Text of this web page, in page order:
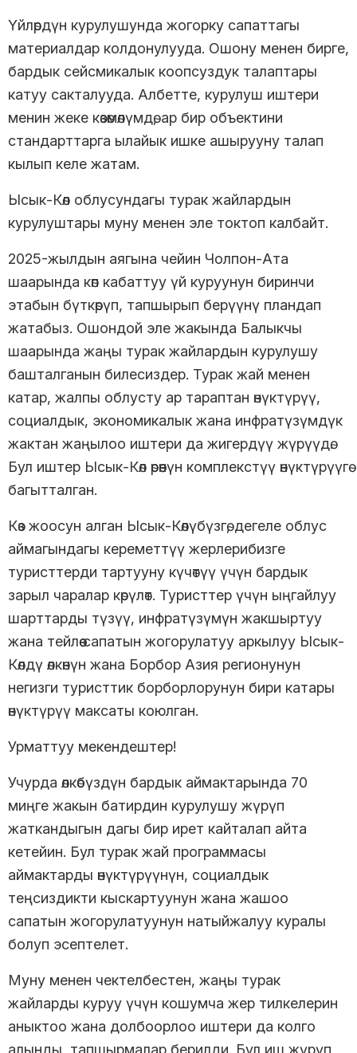
Үйлөрдүн курулушунда жогорку сапаттагы
материалдар колдонулууда. Ошону менен бирге,
бардык сейсмикалык коопсуздук талаптары
катуу сакталууда. Албетте, курулуш иштери
менин жеке көзөмөлүмдө, ар бир объектини
стандарттарга ылайык ишке ашырууну талап
кылып келе жатам.
Ысык-Көл облусундагы турак жайлардын
курулуштары муну менен эле токтоп калбайт.
2025-жылдын аягына чейин Чолпон-Ата
шаарында көп кабаттуу үй куруунун биринчи
этабын бүткөрүп, тапшырып берүүнү пландап
жатабыз. Ошондой эле жакында Балыкчы
шаарында жаңы турак жайлардын курулушу
башталганын билесиздер. Турак жай менен
катар, жалпы облусту ар тараптан өнүктүрүү,
социалдык, экономикалык жана инфратүзүмдүк
жактан жаңылоо иштери да жигердүү жүрүүдө.
Бул иштер Ысык-Көл өрөөнүн комплекстүү өнүктүрүүгө
багытталган.
Көз жоосун алган Ысык-Көлүбүзгө, дегеле облус
аймагындагы кереметтүү жерлерибизге
туристтерди тартууну күчөтүү үчүн бардык
зарыл чаралар көрүлөт. Туристтер үчүн ыңгайлуу
шарттарды түзүү, инфратүзүмүн жакшыртуу
жана тейлөө сапатын жогорулатуу аркылуу Ысык-
Көлдү өлкөнүн жана Борбор Азия регионунун
негизги туристтик борборлорунун бири катары
өнүктүрүү максаты коюлган.
Урматтуу мекендештер!
Учурда өлкөбүздүн бардык аймактарында 70
миңге жакын батирдин курулушу жүрүп
жаткандыгын дагы бир ирет кайталап айта
кетейин. Бул турак жай программасы
аймактарды өнүктүрүүнүн, социалдык
теңсиздикти кыскартуунун жана жашоо
сапатын жогорулатуунун натыйжалуу куралы
болуп эсептелет.
Муну менен чектелбестен, жаңы турак
жайларды куруу үчүн кошумча жер тилкелерин
аныктоо жана долбоорлоо иштери да колго
алынды, тапшырмалар берилди. Бул иш жүрүп